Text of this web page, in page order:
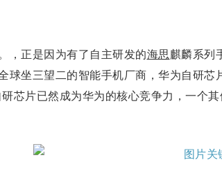
正是因为有了自主研发的海思麒麟系列
球坐三望二的智能手机厂商，华为自研
芯片已然成为华为的核心竞争力，一个其